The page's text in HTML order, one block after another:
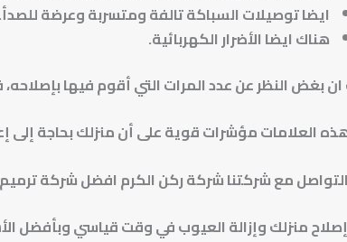
ايضا توصيلات السباكة تالفة ومتسربة وعرضة للصدأ.
هناك ايضا الأضرار الكهربائية.
بغض النظر عن عدد المرات التي أقوم فيها
العلامات مؤشرات قوية على أن منزلك بحاجة إلى
مع شركتنا شركة ركن الكرم افضل شركة
منزلك وإزالة العيوب في وقت قياسي وبأفضل